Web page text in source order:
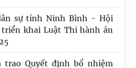
khai Luật Thi hành án